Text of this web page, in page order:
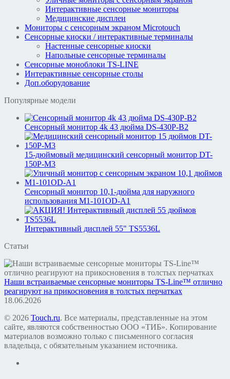
Интерактивные сенсорные мониторы
Медицинские дисплеи
Мониторы с сенсорным экраном Microtouch
Сенсорные киоски / интерактивные терминалы
Настенные сенсорные киоски
Напольные сенсорные терминалы
Сенсорные моноблоки TS-LINE
Интерактивные сенсорные столы
Доп.оборудование
Популярные модели
Сенсорный монитор 4k 43 дюйма DS-430P-B2
15-дюймовый медицинский сенсорный монитор DT-
150P-M3
Сенсорный монитор 10,1-дюйма для наружного
использования M1-101OD-A1
Интерактивный дисплей 55" TS5536L
Статьи
Наши встраиваемые сенсорные мониторы TS-Line™ отлично
реагируют на прикосновения в толстых перчатках
18.06.2026
© 2026 Touch.ru. Все материалы, представленные на этом
сайте, являются собственностью ООО «ТИБ». Копирование
материалов возможно только с письменного согласия
владельца, с обязательным указанием источника.